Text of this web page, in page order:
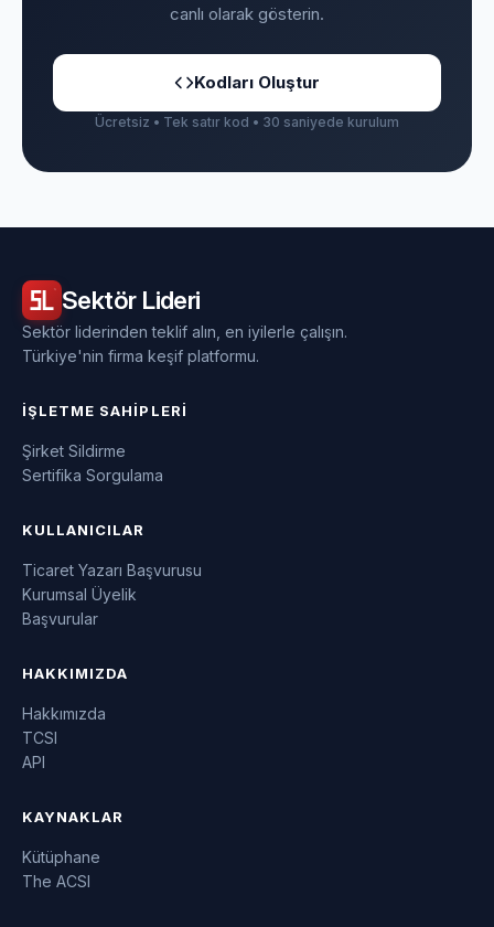
canlı olarak gösterin.
Kodları Oluştur
Ücretsiz • Tek satır kod • 30 saniyede kurulum
Sektör Lideri
Sektör liderinden teklif alın, en iyilerle çalışın.
Türkiye'nin firma keşif platformu.
İŞLETME SAHIPLERI
Şirket Sildirme
Sertifika Sorgulama
KULLANICILAR
Ticaret Yazarı Başvurusu
Kurumsal Üyelik
Başvurular
HAKKIMIZDA
Hakkımızda
TCSI
API
KAYNAKLAR
Kütüphane
The ACSI